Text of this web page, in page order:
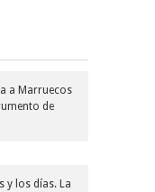
a Marruecos
de
y los días. La